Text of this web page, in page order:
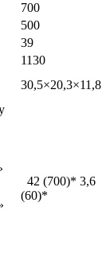
700
500
39
1130
30,5×20,3×11,8
42 (700)* 3,6
(60)*